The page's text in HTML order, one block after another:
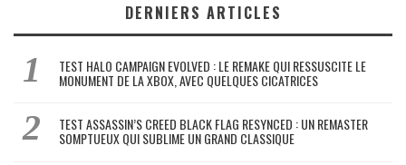
DERNIERS ARTICLES
TEST HALO CAMPAIGN EVOLVED : LE REMAKE QUI RESSUSCITE LE
MONUMENT DE LA XBOX, AVEC QUELQUES CICATRICES
TEST ASSASSIN’S CREED BLACK FLAG RESYNCED : UN REMASTER
SOMPTUEUX QUI SUBLIME UN GRAND CLASSIQUE